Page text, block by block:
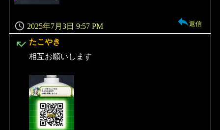
2025年7月3日 9:57 PM 返信
たこやき
よ
相互お願いします